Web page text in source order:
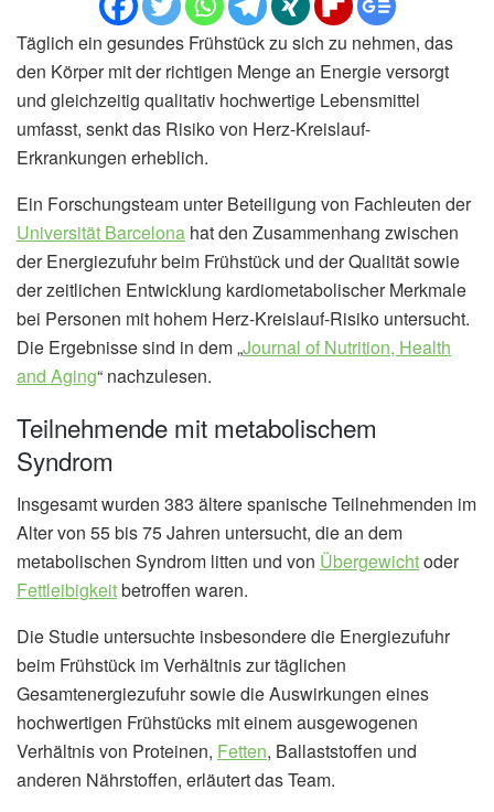
Täglich ein gesundes Frühstück zu sich zu nehmen, das
den Körper mit der richtigen Menge an Energie versorgt
und gleichzeitig qualitativ hochwertige Lebensmittel
umfasst, senkt das Risiko von Herz-Kreislauf-
Erkrankungen erheblich.
Ein Forschungsteam unter Beteiligung von Fachleuten der
Universität Barcelona hat den Zusammenhang zwischen
der Energiezufuhr beim Frühstück und der Qualität sowie
der zeitlichen Entwicklung kardiometabolischer Merkmale
bei Personen mit hohem Herz-Kreislauf-Risiko untersucht.
Die Ergebnisse sind in dem „Journal of Nutrition, Health
and Aging“ nachzulesen.
Teilnehmende mit metabolischem
Syndrom
Insgesamt wurden 383 ältere spanische Teilnehmenden im
Alter von 55 bis 75 Jahren untersucht, die an dem
metabolischen Syndrom litten und von Übergewichtoder
Fettleibigkeitbetroffen waren.
Die Studie untersuchte insbesondere die Energiezufuhr
beim Frühstück im Verhältnis zur täglichen
Gesamtenergiezufuhr sowie die Auswirkungen eines
hochwertigen Frühstücks mit einem ausgewogenen
Verhältnis von Proteinen, Fetten, Ballaststoffen und
anderen Nährstoffen, erläutert das Team.